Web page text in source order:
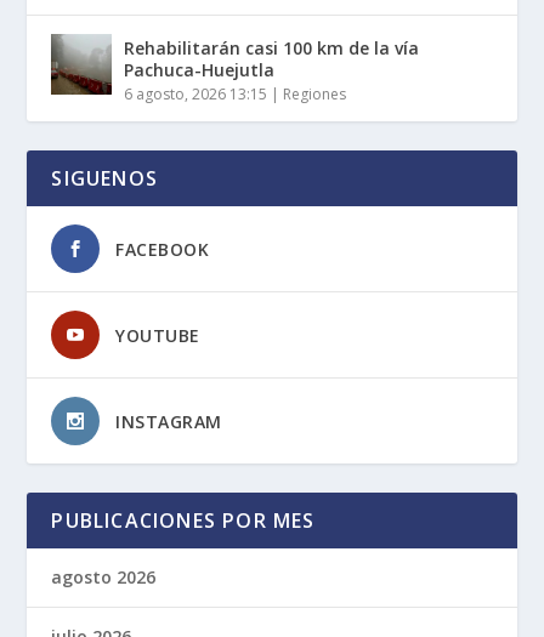
Rehabilitarán casi 100 km de la vía
Pachuca-Huejutla
6 agosto, 2026 13:15 | Regiones
SIGUENOS
FACEBOOK
YOUTUBE
INSTAGRAM
PUBLICACIONES POR MES
agosto 2026